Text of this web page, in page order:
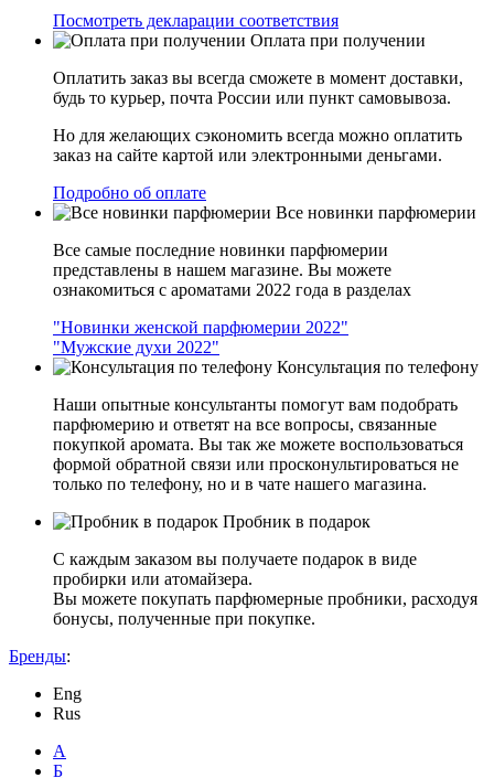
Посмотреть декларации соответствия
Оплата при получении
Оплатить заказ вы всегда сможете в момент доставки,
будь то курьер, почта России или пункт самовывоза.
Но для желающих сэкономить всегда можно оплатить
заказ на сайте картой или электронными деньгами.
Подробно об оплате
Все новинки парфюмерии
Все самые последние новинки парфюмерии
представлены в нашем магазине. Вы можете
ознакомиться с ароматами 2022 года в разделах
"Новинки женской парфюмерии 2022"
"Мужские духи 2022"
Консультация по телефону
Наши опытные консультанты помогут вам подобрать
парфюмерию и ответят на все вопросы, связанные
покупкой аромата. Вы так же можете воспользоваться
формой обратной связи или просконультироваться не
только по телефону, но и в чате нашего магазина.
Пробник в подарок
С каждым заказом вы получаете подарок в виде
пробирки или атомайзера.
Вы можете покупать парфюмерные пробники, расходуя
бонусы, полученные при покупке.
Бренды:
Eng
Rus
А
Б